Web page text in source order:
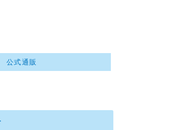
公式通販